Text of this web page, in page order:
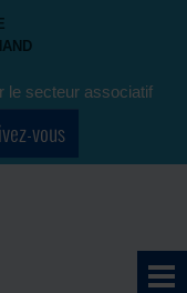
le secteur associatif
vous